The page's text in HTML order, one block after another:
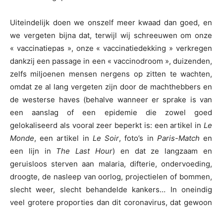
Uiteindelijk doen we onszelf meer kwaad dan goed, en
we vergeten bijna dat, terwijl wij schreeuwen om onze
« vaccinatiepas », onze « vaccinatiedekking » verkregen
dankzij een passage in een « vaccinodroom », duizenden,
zelfs miljoenen mensen nergens op zitten te wachten,
omdat ze al lang vergeten zijn door de machthebbers en
de westerse haves (behalve wanneer er sprake is van
een aanslag of een epidemie die zowel goed
gelokaliseerd als vooral zeer beperkt is: een artikel in Le
Monde, een artikel in Le Soir, foto’s in Paris-Matchen
een lijn in The Last Hour) en dat ze langzaam en
geruisloos sterven aan malaria, difterie, ondervoeding,
droogte, de nasleep van oorlog, projectielen of bommen,
slecht weer, slecht behandelde kankers… In oneindig
veel grotere proporties dan dit coronavirus, dat gewoon